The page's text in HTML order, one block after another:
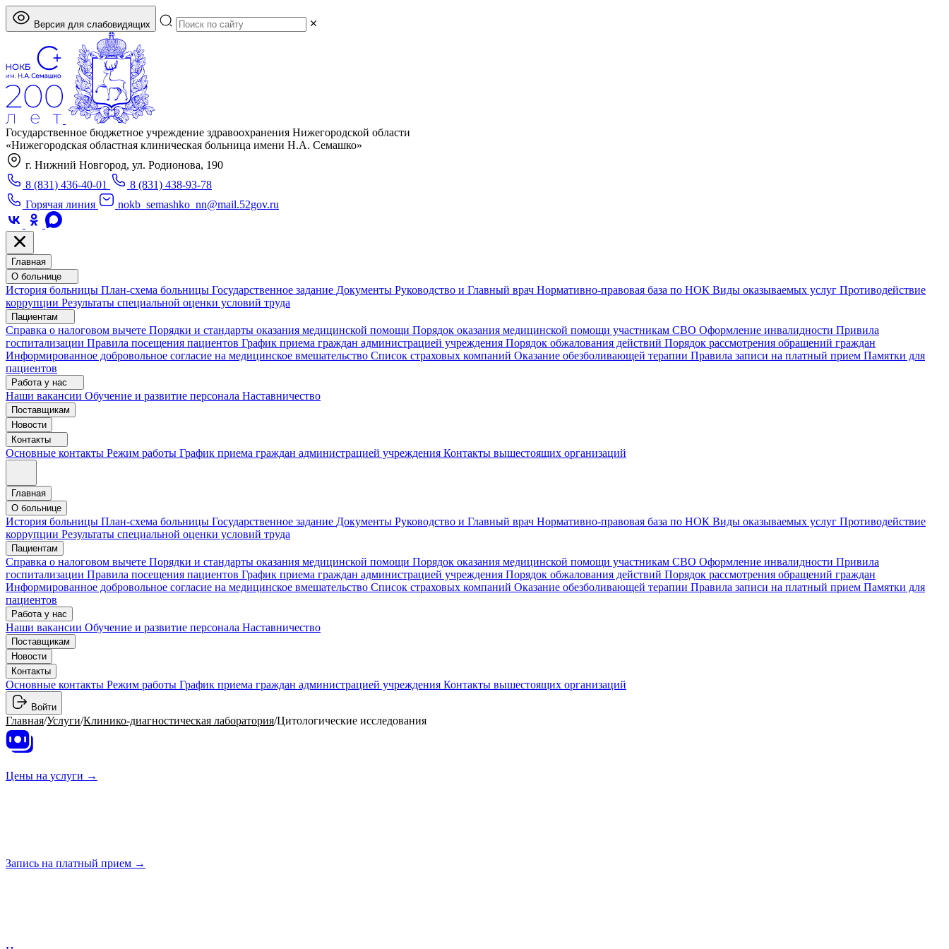
Версия для слабовидящих
Государственное бюджетное учреждение здравоохранения Нижегородской области
«Нижегородская областная клиническая больница имени Н.А. Семашко»
г. Нижний Новгород, ул. Родионова, 190
8 (831) 436-40-01
8 (831) 438-93-78
Горячая линия
nokb_semashko_nn@mail.52gov.ru
Главная
О больнице
История больницы План-схема больницы Государственное задание Документы Руководство и Главный врач Нормативно-правовая база по НОК Виды оказываемых услуг Противодействие
коррупции Результаты специальной оценки условий труда
Пациентам
Справка о налоговом вычете Порядки и стандарты оказания медицинской помощи Порядок оказания медицинской помощи участникам СВО Оформление инвалидности Привила
госпитализации Правила посещения пациентов График приема граждан администрацией учреждения Порядок обжалования действий Порядок рассмотрения обращений граждан
Информированное добровольное согласие на медицинское вмешательство Список страховых компаний Оказание обезболивающей терапии Правила записи на платный прием Памятки для
пациентов
Работа у нас
Наши вакансии Обучение и развитие персонала Наставничество
Поставщикам
Новости
Контакты
Основные контакты Режим работы График приема граждан администрацией учреждения Контакты вышестоящих организаций
Главная
О больнице
История больницы План-схема больницы Государственное задание Документы Руководство и Главный врач Нормативно-правовая база по НОК Виды оказываемых услуг Противодействие
коррупции Результаты специальной оценки условий труда
Пациентам
Справка о налоговом вычете Порядки и стандарты оказания медицинской помощи Порядок оказания медицинской помощи участникам СВО Оформление инвалидности Привила
госпитализации Правила посещения пациентов График приема граждан администрацией учреждения Порядок обжалования действий Порядок рассмотрения обращений граждан
Информированное добровольное согласие на медицинское вмешательство Список страховых компаний Оказание обезболивающей терапии Правила записи на платный прием Памятки для
пациентов
Работа у нас
Наши вакансии Обучение и развитие персонала Наставничество
Поставщикам
Новости
Контакты
Основные контакты Режим работы График приема граждан администрацией учреждения Контакты вышестоящих организаций
Войти
Главная/Услуги/Клинико-диагностическая лаборатория/Цитологические исследования
Цены на услуги →
Запись на платный прием →